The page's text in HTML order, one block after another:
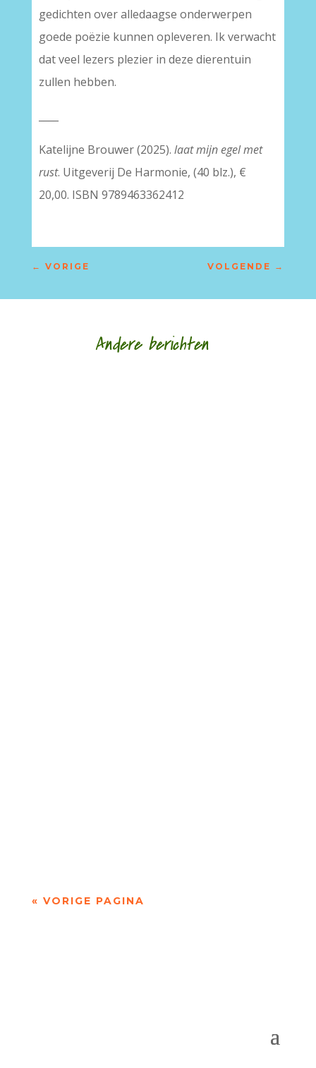
gedichten over alledaagse onderwerpen
goede poëzie kunnen opleveren. Ik verwacht
dat veel lezers plezier in deze dierentuin
zullen hebben.
Katelijne Brouwer (2025). laat mijn egel met
rust. Uitgeverij De Harmonie, (40 blz.), €
20,00. ISBN 9789463362412
← VORIGE VOLGENDE →
Andere berichten
« VORIGE PAGINA